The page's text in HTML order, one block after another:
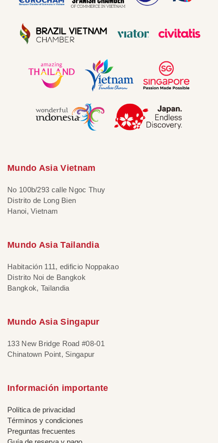
Mundo Asia Vietnam
No 100b/293 calle Ngoc Thuy
Distrito de Long Bien
Hanoi, Vietnam
Mundo Asia Tailandia
Habitación 111, edificio Noppakao
Distrito Noi de Bangkok
Bangkok, Tailandia
Mundo Asia Singapur
133 New Bridge Road #08-01
Chinatown Point, Singapur
Información importante
Política de privacidad
Términos y condiciones
Preguntas frecuentes